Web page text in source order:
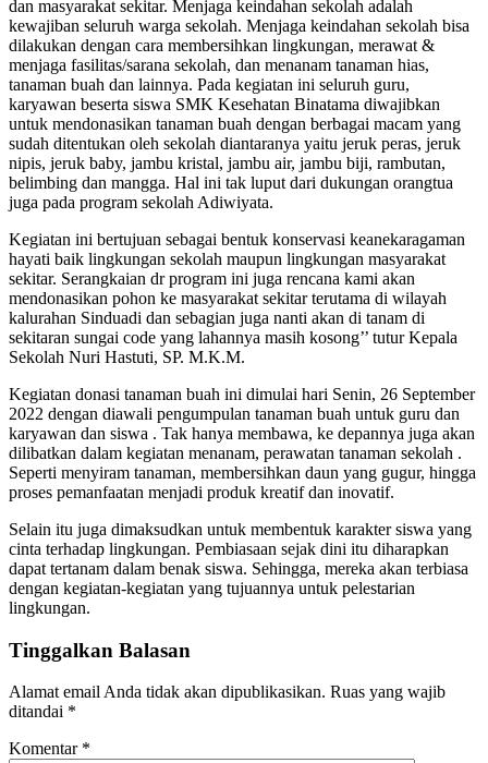
dan masyarakat sekitar. Menjaga keindahan sekolah adalah
kewajiban seluruh warga sekolah. Menjaga keindahan sekolah bisa
dilakukan dengan cara membersihkan lingkungan, merawat &
menjaga fasilitas/sarana sekolah, dan menanam tanaman hias,
tanaman buah dan lainnya. Pada kegiatan ini seluruh guru,
karyawan beserta siswa SMK Kesehatan Binatama diwajibkan
untuk mendonasikan tanaman buah dengan berbagai macam yang
sudah ditentukan oleh sekolah diantaranya yaitu jeruk peras, jeruk
nipis, jeruk baby, jambu kristal, jambu air, jambu biji, rambutan,
belimbing dan mangga. Hal ini tak luput dari dukungan orangtua
juga pada program sekolah Adiwiyata.
Kegiatan ini bertujuan sebagai bentuk konservasi keanekaragaman
hayati baik lingkungan sekolah maupun lingkungan masyarakat
sekitar. Serangkaian dr program ini juga rencana kami akan
mendonasikan pohon ke masyarakat sekitar terutama di wilayah
kalurahan Sinduadi dan sebagian juga nanti akan di tanam di
sekitaran sungai code yang lahannya masih kosong’’ tutur Kepala
Sekolah Nuri Hastuti, SP. M.K.M.
Kegiatan donasi tanaman buah ini dimulai hari Senin, 26 September
2022 dengan diawali pengumpulan tanaman buah untuk guru dan
karyawan dan siswa . Tak hanya membawa, ke depannya juga akan
dilibatkan dalam kegiatan menanam, perawatan tanaman sekolah .
Seperti menyiram tanaman, membersihkan daun yang gugur, hingga
proses pemanfaatan menjadi produk kreatif dan inovatif.
Selain itu juga dimaksudkan untuk membentuk karakter siswa yang
cinta terhadap lingkungan. Pembiasaan sejak dini itu diharapkan
dapat tertanam dalam benak siswa. Sehingga, mereka akan terbiasa
dengan kegiatan-kegiatan yang tujuannya untuk pelestarian
lingkungan.
Tinggalkan Balasan
Alamat email Anda tidak akan dipublikasikan. Ruas yang wajib
ditandai *
Komentar *